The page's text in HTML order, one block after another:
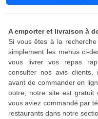
A emporter et livraison à
Si vous êtes à la
simplement les menus ci-
vous livrer vos repas
consulter nos avis clients,
avant de commander en
outre, notre site est
vous aviez commandé par
restaurants dans notre